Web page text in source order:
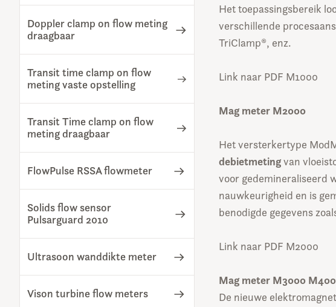
Doppler clamp on flow meting
draagbaar
Transit time clamp on flow
meting vaste opstelling
Transit Time clamp on flow
meting draagbaar
FlowPulse RSSA flowmeter
Solids flow sensor
Pulsarguard 2010
Ultrasoon wanddikte meter
Vison turbine flow meters
Het toepassingsbereik
verschillende
TriClamp®, enz.
Link naar PDF M1000
Mag meter M2000
Het versterkertype
debietmetingvan
voor gedemineraliseerd
nauwkeurigheid en is
benodigde gegevens
Link naar PDF M2000
Mag meter M3000
De nieuwe